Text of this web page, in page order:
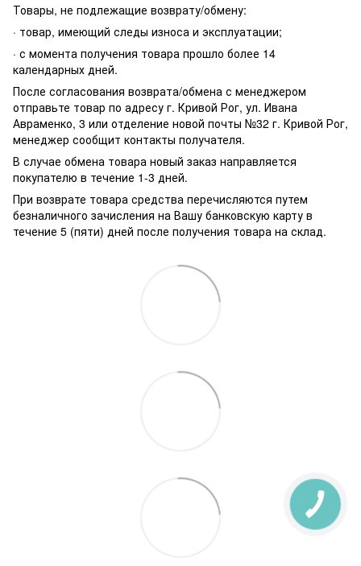
Товары, не подлежащие возврату/обмену:
· товар, имеющий следы износа и эксплуатации;
· с момента получения товара прошло более 14
календарных дней.
После согласования возврата/обмена с менеджером
отправьте товар по адресу г. Кривой Рог, ул. Ивана
Авраменко, 3 или отделение новой почты №32 г. Кривой Рог,
менеджер сообщит контакты получателя.
В случае обмена товара новый заказ направляется
покупателю в течение 1-3 дней.
При возврате товара средства перечисляются путем
безналичного зачисления на Вашу банковскую карту в
течение 5 (пяти) дней после получения товара на склад.